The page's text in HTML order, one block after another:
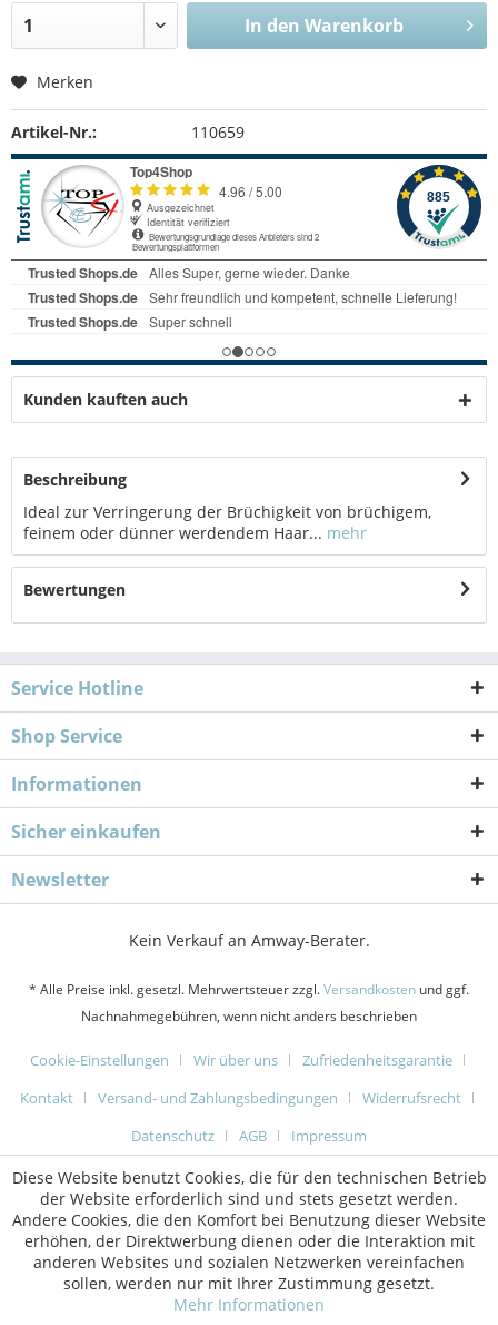
In den Warenkorb
Merken
Artikel-Nr.: 110659
Kunden kauften auch
Beschreibung
Ideal zur Verringerung der Brüchigkeit von brüchigem,
feinem oder dünner werdendem Haar... mehr
Bewertungen
Service Hotline
Shop Service
Informationen
Sicher einkaufen
Newsletter
Kein Verkauf an Amway-Berater.
* Alle Preise inkl. gesetzl. Mehrwertsteuer zzgl.Versandkosten und ggf.
Nachnahmegebühren, wenn nicht anders beschrieben
Cookie-Einstellungen Wir über uns
Zufriedenheitsgarantie
Kontakt
Versand- und Zahlungsbedingungen
Widerrufsrecht
Datenschutz
AGB Impressum
Diese Website benutzt Cookies, die für den technischen Betrieb
der Website erforderlich sind und stets gesetzt werden.
Andere Cookies, die den Komfort bei Benutzung dieser Website
erhöhen, der Direktwerbung dienen oder die Interaktion mit
anderen Websites und sozialen Netzwerken vereinfachen
sollen, werden nur mit Ihrer Zustimmung gesetzt.
Mehr Informationen